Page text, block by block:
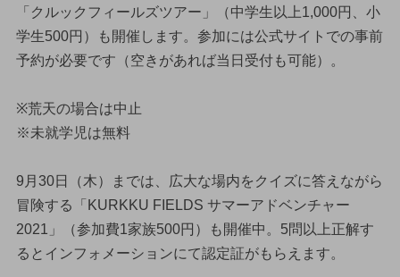
「クルックフィールズツアー」（中学生以上1,000円、小
学生500円）も開催します。参加には公式サイトでの事前
予約が必要です（空きがあれば当日受付も可能）。
※荒天の場合は中止
※未就学児は無料
9月30日（木）までは、広大な場内をクイズに答えながら
冒険する「KURKKU FIELDS サマーアドベンチャー
2021」（参加費1家族500円）も開催中。5問以上正解す
るとインフォメーションにて認定証がもらえます。